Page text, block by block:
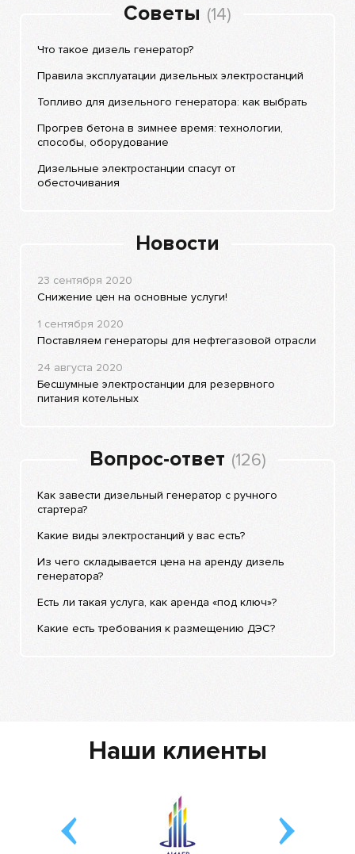
Советы (14)
Что такое дизель генератор?
Правила эксплуатации дизельных электростанций
Топливо для дизельного генератора: как выбрать
Прогрев бетона в зимнее время: технологии,
способы, оборудование
Дизельные электростанции спасут от
обесточивания
Новости
23 сентября 2020
Снижение цен на основные услуги!
1 сентября 2020
Поставляем генераторы для нефтегазовой отрасли
24 августа 2020
Бесшумные электростанции для резервного
питания котельных
Вопрос-ответ (126)
Как завести дизельный генератор с ручного
стартера?
Какие виды электростанций у вас есть?
Из чего складывается цена на аренду дизель
генератора?
Есть ли такая услуга, как аренда «под ключ»?
Какие есть требования к размещению ДЭС?
Наши клиенты